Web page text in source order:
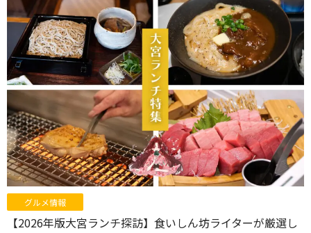
グルメ情報
【2026年版大宮ランチ探訪】食いしん坊ライターが厳選し